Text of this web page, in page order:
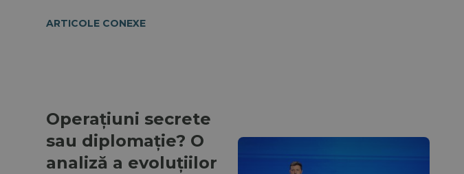
ARTICOLE CONEXE
Operațiuni secrete
sau diplomație? O
analiză a evoluțiilor